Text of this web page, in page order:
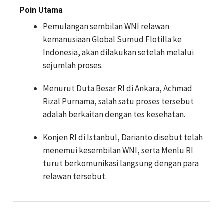
Poin Utama
Pemulangan sembilan WNI relawan
kemanusiaan Global Sumud Flotilla ke
Indonesia, akan dilakukan setelah melalui
sejumlah proses.
Menurut Duta Besar RI di Ankara, Achmad
Rizal Purnama, salah satu proses tersebut
adalah berkaitan dengan tes kesehatan.
Konjen RI di Istanbul, Darianto disebut telah
menemui kesembilan WNI, serta Menlu RI
turut berkomunikasi langsung dengan para
relawan tersebut.